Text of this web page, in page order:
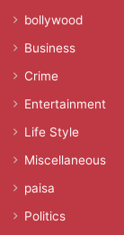
bollywood
Business
Crime
Entertainment
Life Style
Miscellaneous
paisa
Politics